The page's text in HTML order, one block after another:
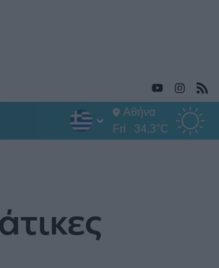
Αθήνα
Fri
34.3°C